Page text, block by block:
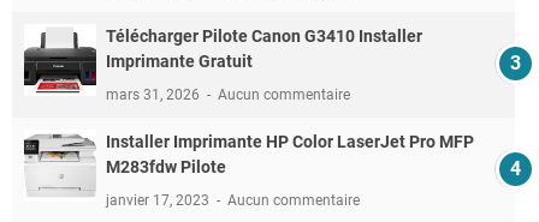
Télécharger Pilote Canon G3410 Installer
Imprimante Gratuit
mars 31, 2026 Aucun commentaire
Installer Imprimante HP Color LaserJet Pro MFP
M283fdw Pilote
janvier 17, 2023 Aucun commentaire